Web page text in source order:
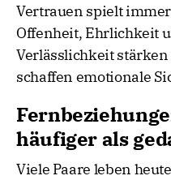
Vertrauen spielt
Offenheit, Ehrlichkeit
Verlässlichkeit
schaffen emotionale
häufiger als
Viele Paare leben